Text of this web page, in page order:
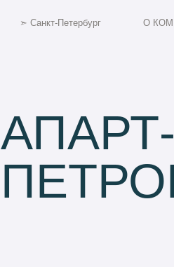
➣ Санкт-Петербург О